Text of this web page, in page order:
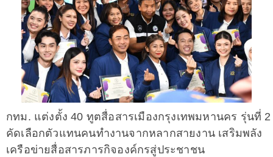
กทม. แต่งตั้ง 40 ทูตสื่อสารเมืองกรุงเทพมหานคร รุ่นที่ 2
คัดเลือกตัวแทนคนทำงานจากหลากสายงาน เสริมพลัง
เครือข่ายสื่อสารภารกิจองค์กรสู่ประชาชน